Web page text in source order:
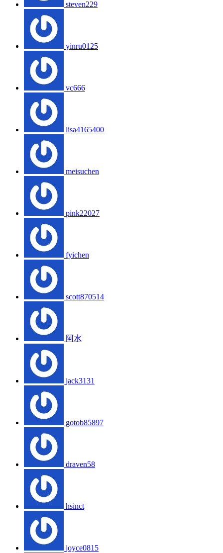
steven229
yinru0125
vc666
lisa4165400
meisuchen
pink22027
fyichen
scott870514
阿水
jack3131
gotob85897
draven58
hsinct
joyce0815